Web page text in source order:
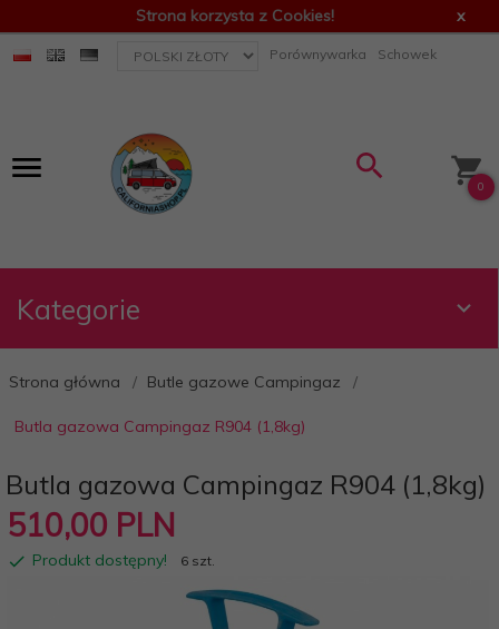
Strona korzysta z Cookies! x
currency_h Porównywarka Schowek
0
Kategorie
Strona główna Butle gazowe Campingaz
Butla gazowa Campingaz R904 (1,8kg)
Butla gazowa Campingaz R904 (1,8kg)
510,00 PLN
Produkt dostępny! 6 szt.